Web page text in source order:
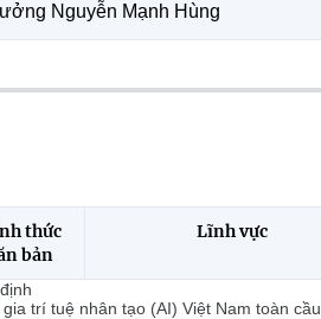
Nguyễn Mạnh Hùng
thức
bản
Lĩnh vực
trí tuệ nhân tạo (AI) Việt Nam toàn cầu